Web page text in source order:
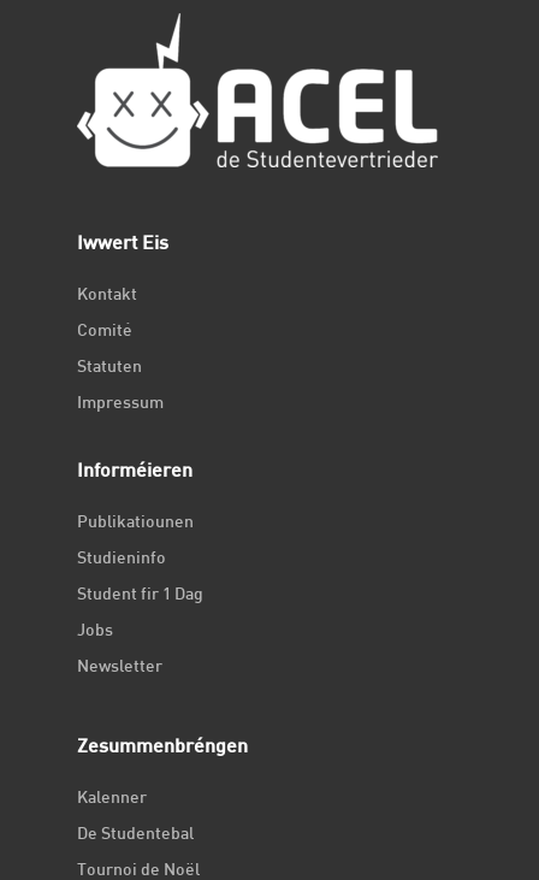
Iwwert Eis
Kontakt
Comité
Statuten
Impressum
Informéieren
Publikatiounen
Studieninfo
Student fir 1 Dag
Jobs
Newsletter
Zesummenbréngen
Kalenner
De Studentebal
Tournoi de Noël